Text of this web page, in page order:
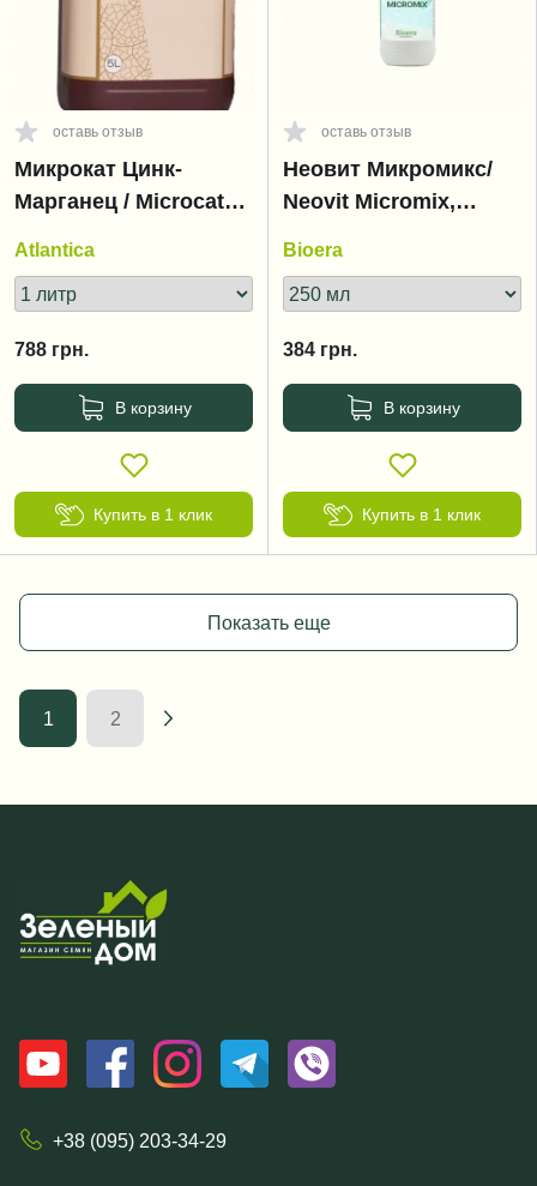
оставь отзыв
Микрокат Цинк-
Марганец / Microcat
Atlantica
788 грн.
В корзину
Купить в 1 клик
оставь отзыв
Неовит Микромикс/
Neovit Micromix,
микроэлементами
Bioera
384 грн.
В корзину
Купить в 1 клик
Показать еще
1 2
+38 (095) 203-34-29